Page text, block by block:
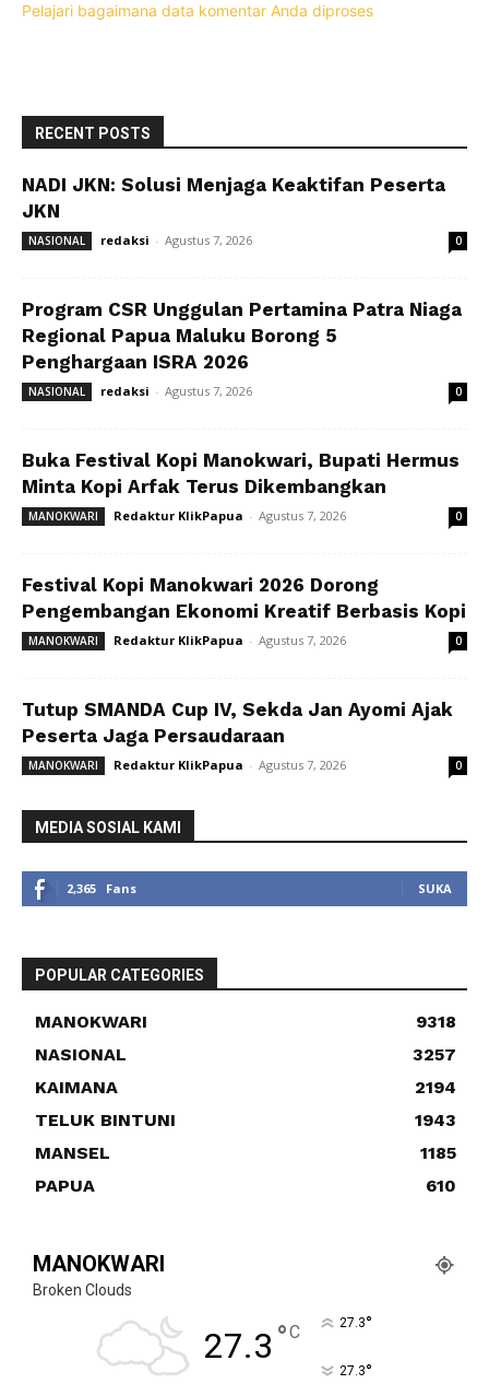
Pelajari bagaimana data komentar Anda diproses
RECENT POSTS
NADI JKN: Solusi Menjaga Keaktifan Peserta
JKN
NASIONAL redaksi - Agustus 7, 2026 0
Program CSR Unggulan Pertamina Patra Niaga
Regional Papua Maluku Borong 5
Penghargaan ISRA 2026
NASIONAL redaksi - Agustus 7, 2026 0
Buka Festival Kopi Manokwari, Bupati Hermus
Minta Kopi Arfak Terus Dikembangkan
MANOKWARI Redaktur KlikPapua - Agustus 7, 2026 0
Festival Kopi Manokwari 2026 Dorong
Pengembangan Ekonomi Kreatif Berbasis Kopi
MANOKWARI Redaktur KlikPapua - Agustus 7, 2026 0
Tutup SMANDA Cup IV, Sekda Jan Ayomi Ajak
Peserta Jaga Persaudaraan
MANOKWARI Redaktur KlikPapua - Agustus 7, 2026 0
MEDIA SOSIAL KAMI
2,365 Fans SUKA
POPULAR CATEGORIES
MANOKWARI
9318
NASIONAL
3257
KAIMANA
2194
TELUK BINTUNI
1943
MANSEL
1185
PAPUA
610
MANOKWARI
Broken Clouds
27.3 °C 27.3°
27.3°